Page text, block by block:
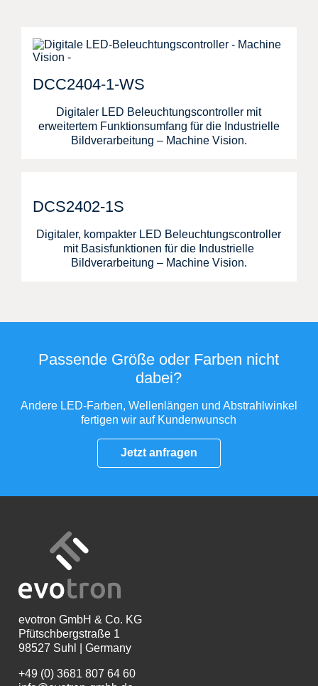
DCC2404-1-WS
Digitaler LED Beleuchtungscontroller mit
erweitertem Funktionsumfang für die Industrielle
Bildverarbeitung – Machine Vision.
DCS2402-1S
Digitaler, kompakter LED Beleuchtungscontroller
mit Basisfunktionen für die Industrielle
Bildverarbeitung – Machine Vision.
Passende Größe oder Farben nicht
dabei?
Andere LED-Farben, Wellenlängen und Abstrahlwinkel
fertigen wir auf Kundenwunsch
Jetzt anfragen
evotron GmbH & Co. KG
Pfütschbergstraße 1
98527 Suhl | Germany
+49 (0) 3681 807 64 60